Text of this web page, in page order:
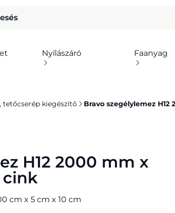
Nyílászáró Faanyag
tetőcserép kiegészítő Bravo szegélylemez
H12 2000 mm x
cink
cm x 5 cm x 10 cm